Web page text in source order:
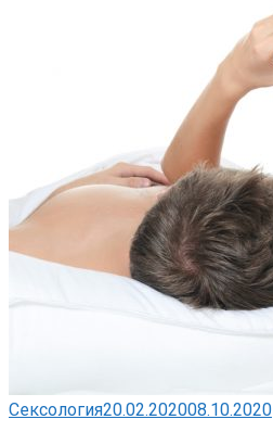
Сексология20.02.202008.10.2020